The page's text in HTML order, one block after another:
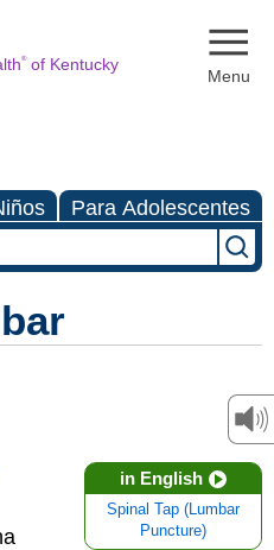
®of Kentucky
Para Adolescentes
in English
Spinal Tap (Lumbar
Puncture)